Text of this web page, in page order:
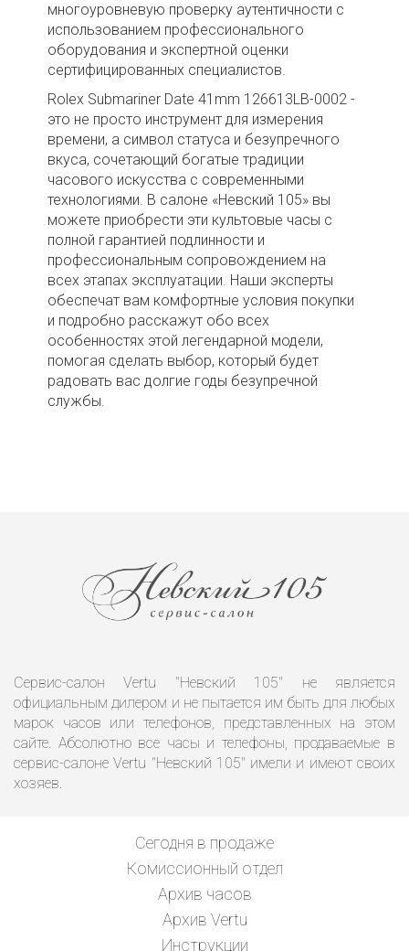
многоуровневую проверку аутентичности с
использованием профессионального
оборудования и экспертной оценки
сертифицированных специалистов.
Rolex Submariner Date 41mm 126613LB-0002 -
это не просто инструмент для измерения
времени, а символ статуса и безупречного
вкуса, сочетающий богатые традиции
часового искусства с современными
технологиями. В салоне «Невский 105» вы
можете приобрести эти культовые часы с
полной гарантией подлинности и
профессиональным сопровождением на
всех этапах эксплуатации. Наши эксперты
обеспечат вам комфортные условия покупки
и подробно расскажут обо всех
особенностях этой легендарной модели,
помогая сделать выбор, который будет
радовать вас долгие годы безупречной
службы.
Сервис-салон Vertu "Невский 105" не является
официальным дилером и не пытается им быть для любых
марок часов или телефонов, представленных на этом
сайте. Абсолютно все часы и телефоны, продаваемые в
сервис-салоне Vertu "Невский 105" имели и имеют своих
хозяев.
Сегодня в продаже
Комиссионный отдел
Архив часов
Архив Vertu
Инструкции